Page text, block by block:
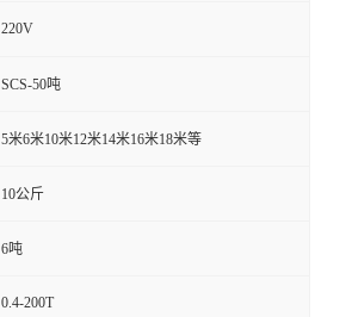
220V
SCS-50吨
5米6米10米12米14米16米18米等
10公斤
6吨
0.4-200T